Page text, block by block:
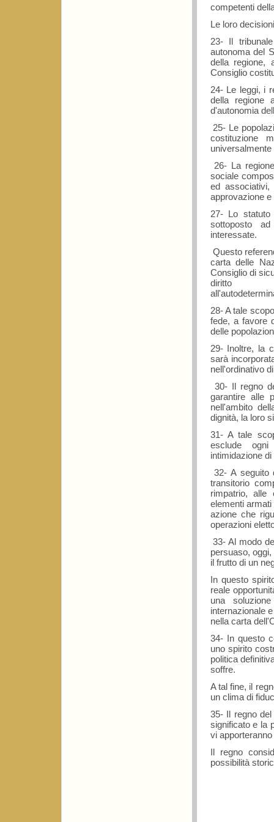
competenti
Le loro
23- Il
autonoma del
della regione,
Consiglio
24- Le leggi, i
della regione
d'autonomia
25- Le
costituzione
26- La
sociale
ed
approvazione
27- Lo statuto
sottoposto
interessate.
Questo
carta delle
Consiglio di
diritto
28- A tale
fede, a favore
delle
29- Inoltre, la
sarà
nell'ordinativo
30- Il regno
garantire alle
nell'ambito
dignità, la loro
31- A tale
esclude ogni
intimidazione
32- A seguito
transitorio
rimpatrio, alle
elementi
azione che
operazioni
33- Al modo
persuaso,
il frutto di un
In questo
reale
una
internazionale
nella carta
34- In questo
uno spirito
politica
soffre.
A tal fine, il
un clima di
35- Il regno
significato e la
vi
Il regno
possibilità